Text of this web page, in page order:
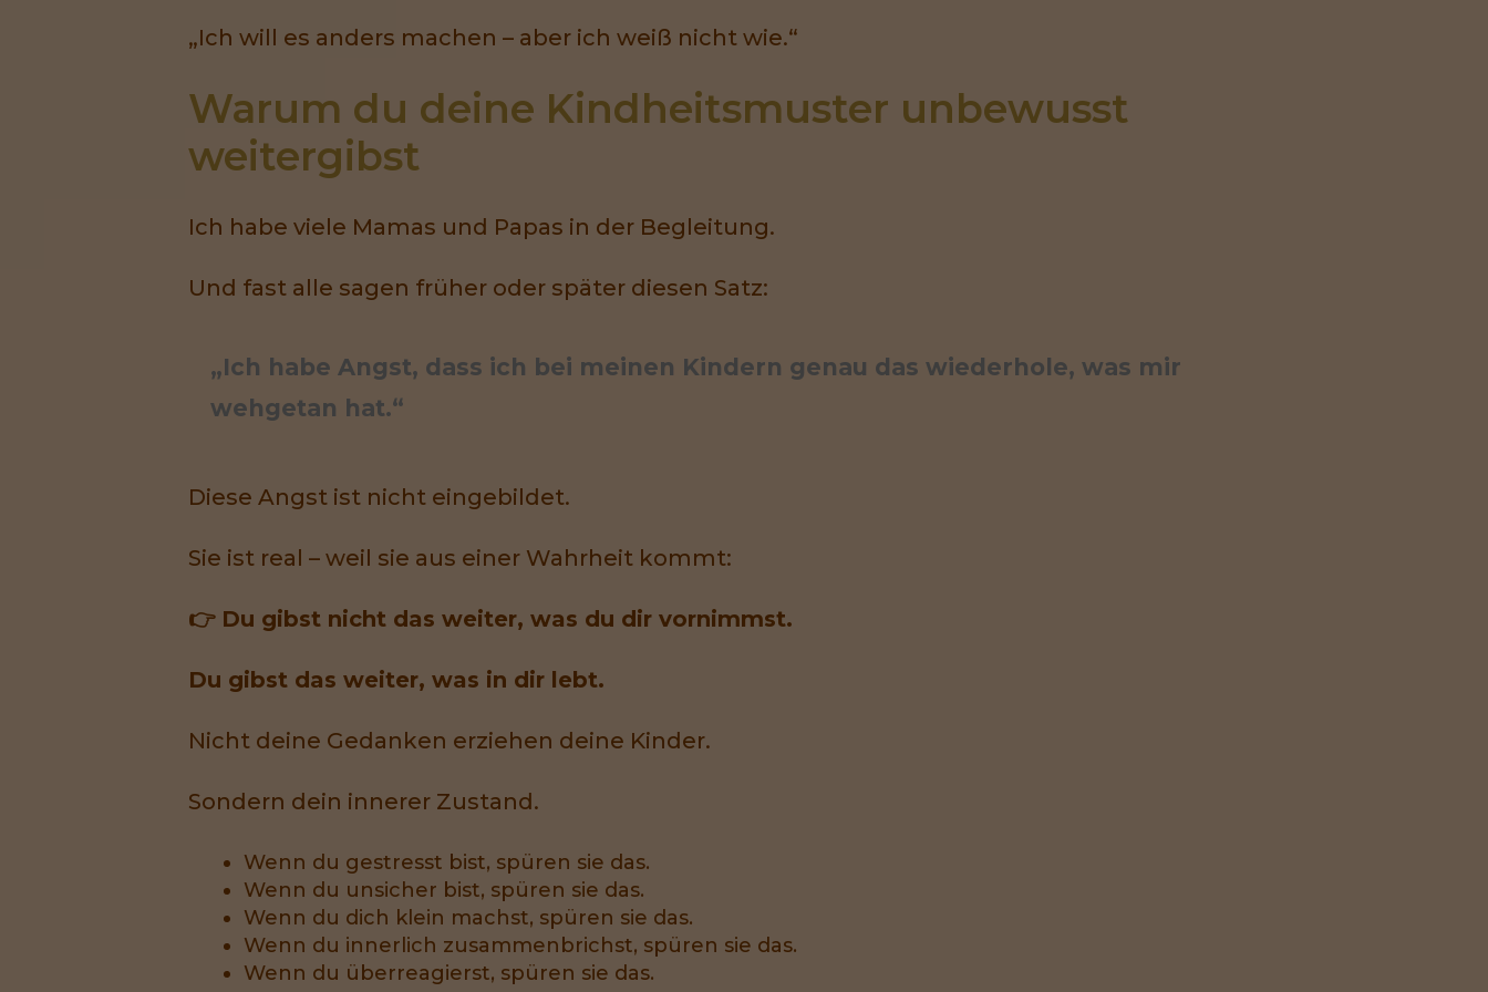
„Ich will es anders machen – aber ich weiß nicht wie.“
Warum du deine Kindheitsmuster unbewusst
weitergibst
Ich habe viele Mamas und Papas in der Begleitung.
Und fast alle sagen früher oder später diesen Satz:
„Ich habe Angst, dass ich bei meinen Kindern genau das wiederhole, was mir
wehgetan hat.“
Diese Angst ist nicht eingebildet.
Sie ist real – weil sie aus einer Wahrheit kommt:
👉 Du gibst nicht das weiter, was du dir vornimmst.
Du gibst das weiter, was in dir lebt.
Nicht deine Gedanken erziehen deine Kinder.
Sondern dein innerer Zustand.
Wenn du gestresst bist, spüren sie das.
Wenn du unsicher bist, spüren sie das.
Wenn du dich klein machst, spüren sie das.
Wenn du innerlich zusammenbrichst, spüren sie das.
Wenn du überreagierst, spüren sie das.